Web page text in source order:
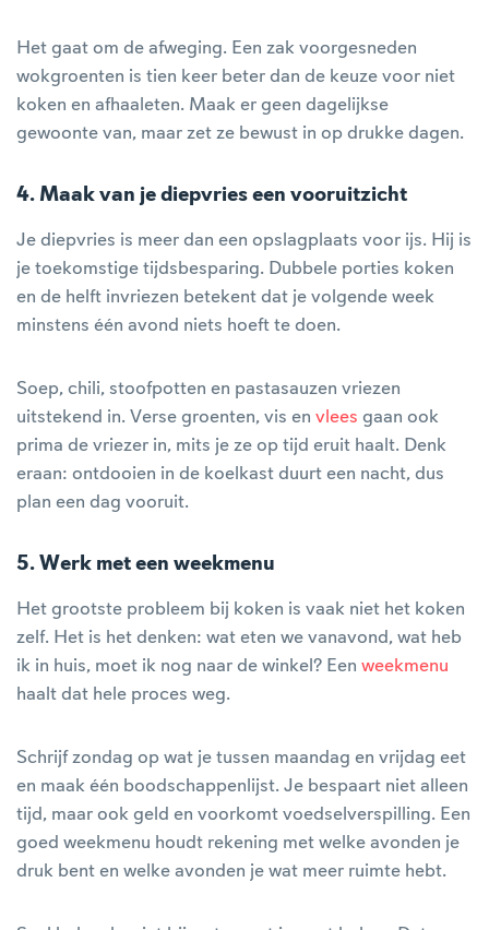
Het gaat om de afweging. Een zak voorgesneden
wokgroenten is tien keer beter dan de keuze voor niet
koken en afhaaleten. Maak er geen dagelijkse
gewoonte van, maar zet ze bewust in op drukke dagen.
4. Maak van je diepvries een vooruitzicht
Je diepvries is meer dan een opslagplaats voor ijs. Hij is
je toekomstige tijdsbesparing. Dubbele porties koken
en de helft invriezen betekent dat je volgende week
minstens één avond niets hoeft te doen.
Soep, chili, stoofpotten en pastasauzen vriezen
uitstekend in. Verse groenten, vis en vlees gaan ook
prima de vriezer in, mits je ze op tijd eruit haalt. Denk
eraan: ontdooien in de koelkast duurt een nacht, dus
plan een dag vooruit.
5. Werk met een weekmenu
Het grootste probleem bij koken is vaak niet het koken
zelf. Het is het denken: wat eten we vanavond, wat heb
ik in huis, moet ik nog naar de winkel? Een weekmenu
haalt dat hele proces weg.
Schrijf zondag op wat je tussen maandag en vrijdag eet
en maak één boodschappenlijst. Je bespaart niet alleen
tijd, maar ook geld en voorkomt voedselverspilling. Een
goed weekmenu houdt rekening met welke avonden je
druk bent en welke avonden je wat meer ruimte hebt.